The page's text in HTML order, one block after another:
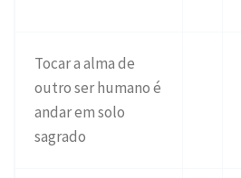
Tocar a alma de
outro ser humano é
andar em solo
sagrado